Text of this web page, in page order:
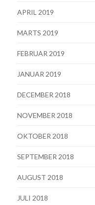
APRIL 2019
MARTS 2019
FEBRUAR 2019
JANUAR 2019
DECEMBER 2018
NOVEMBER 2018
OKTOBER 2018
SEPTEMBER 2018
AUGUST 2018
JULI 2018